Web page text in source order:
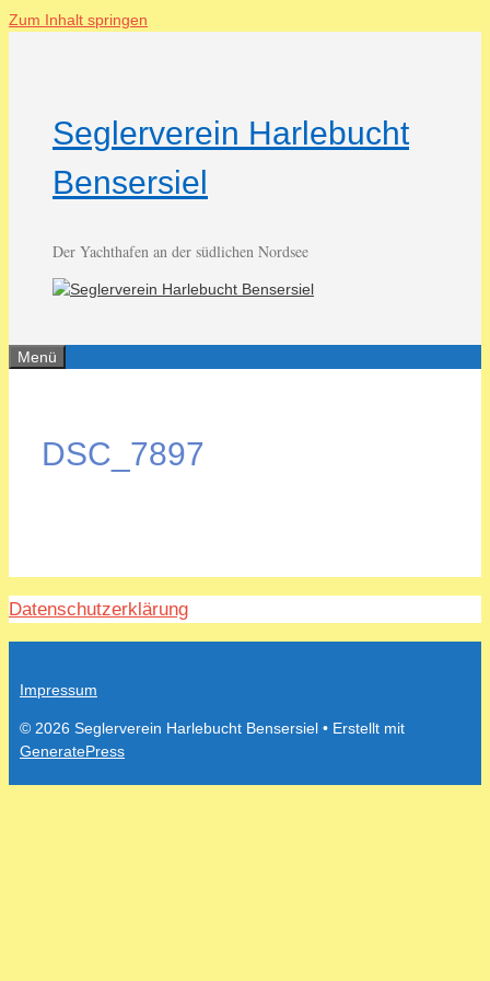
Zum Inhalt springen
Seglerverein Harlebucht
Bensersiel
Der Yachthafen an der südlichen Nordsee
Menü
DSC_7897
Datenschutzerklärung
Impressum
© 2026 Seglerverein Harlebucht Bensersiel • Erstellt mit
GeneratePress